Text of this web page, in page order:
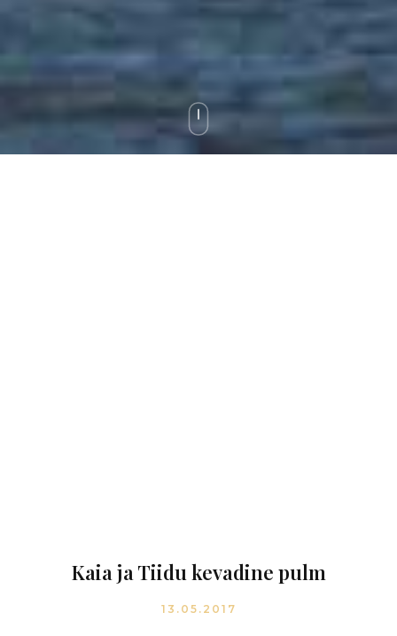
Kaia ja Tiidu kevadine pulm
13.05.2017